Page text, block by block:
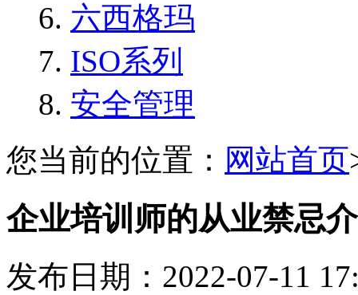
六西格玛
ISO系列
安全管理
您当前的位置： 网站首页
企业培训师的从业禁忌
发布日期：2022-07-11